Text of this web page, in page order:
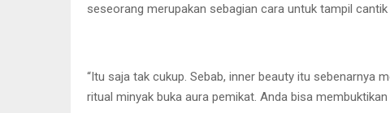
seseorang merupakan sebagian cara untuk tampil
“Itu saja tak cukup. Sebab, inner beauty itu sebenarnya
ritual minyak buka aura pemikat. Anda bisa